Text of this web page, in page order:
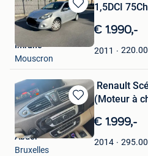
Bewaren
in
Mijn
Favorieten
1,5DCI
€ 1.990,-
2011
Imrane
Mouscron
Bewaren
in
Mijn
Favorieten
Renault
(Moteur à
€ 1.999,-
2014
Abdel
Bruxelles